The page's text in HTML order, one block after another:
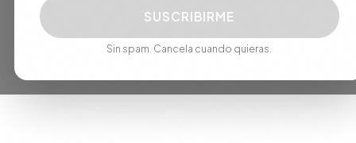
SUSCRIBIRME
Sin spam. Cancela cuando quieras.